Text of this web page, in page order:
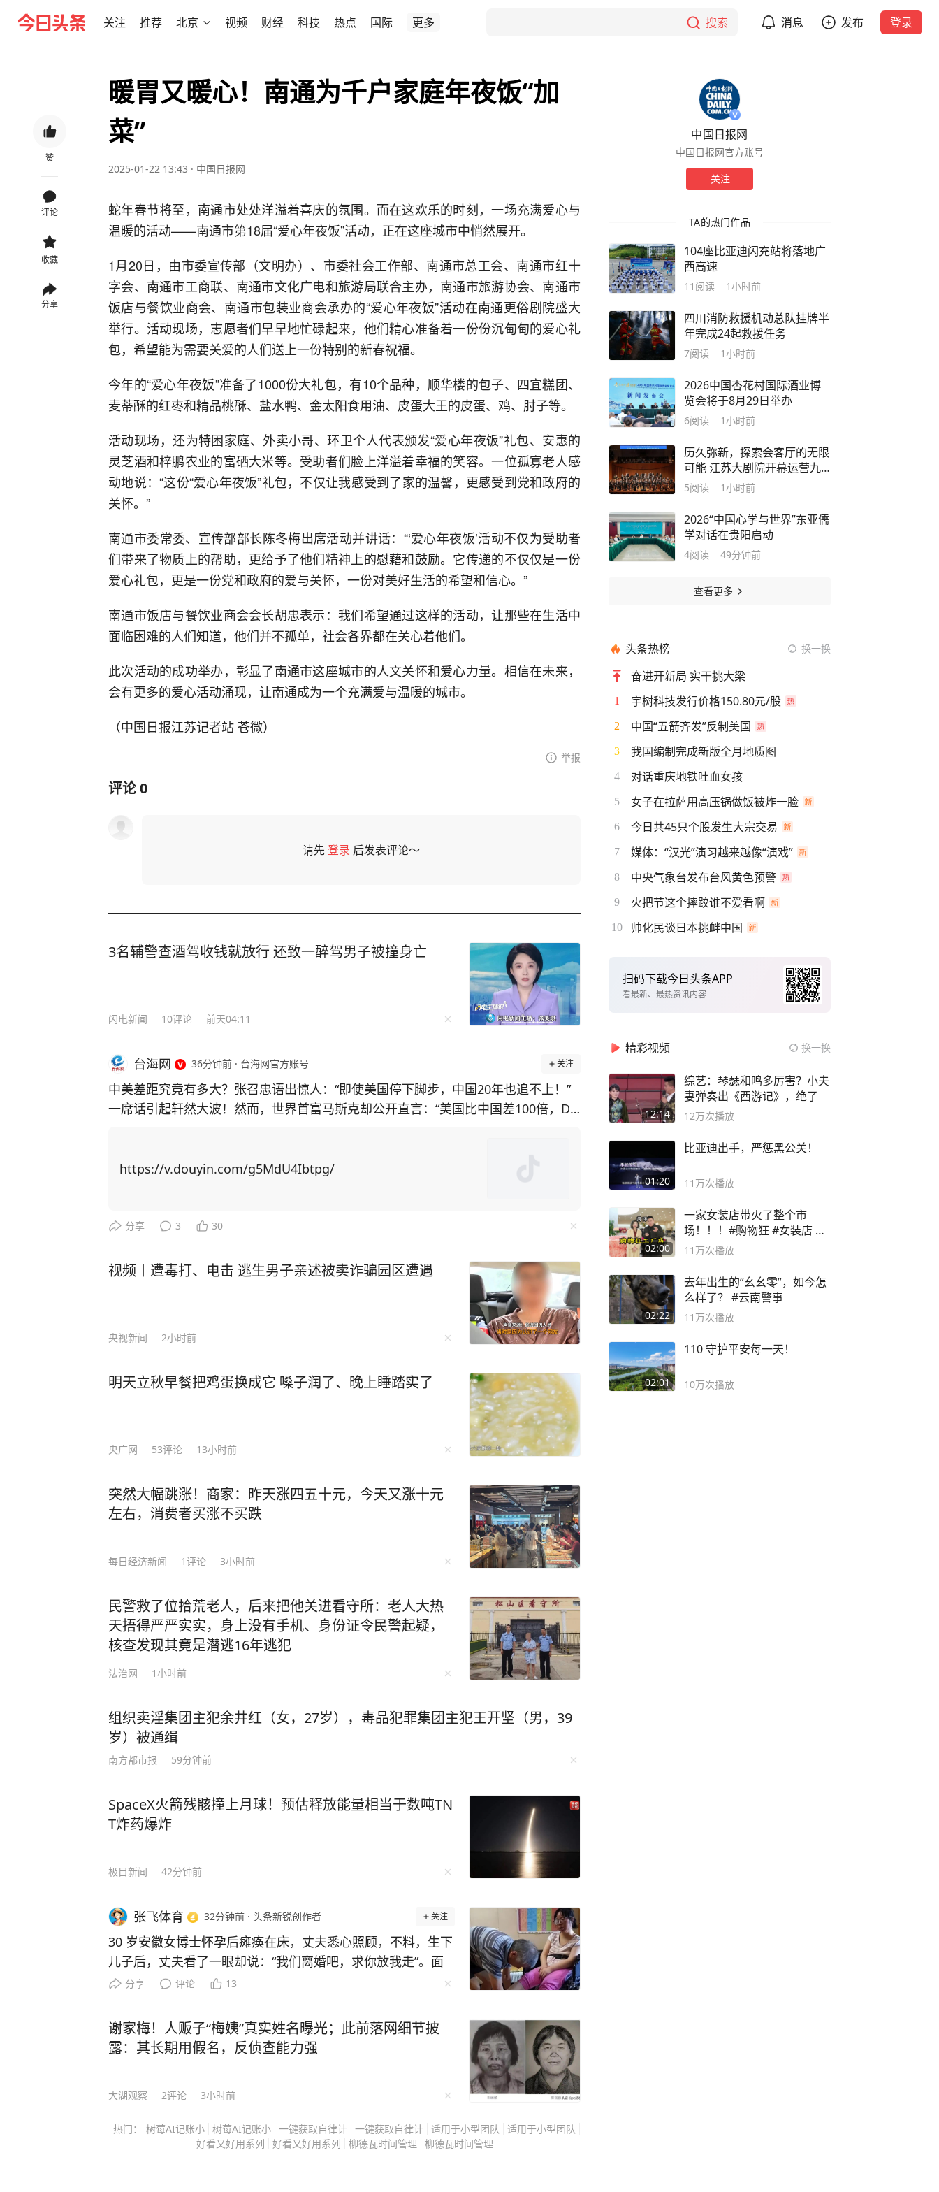
关注 推荐 北京 视频 财经 科技 热点 国际 更多 搜索 消息 发布 登录
赞
评论
收藏
分享
暖胃又暖心！南通为千户家庭年夜饭“加
菜”
2025-01-22 13:43 · 中国日报网
蛇年春节将至，南通市处处洋溢着喜庆的氛围。而在这欢乐的时刻，一场充满爱心与
温暖的活动——南通市第18届“爱心年夜饭”活动，正在这座城市中悄然展开。
1月20日，由市委宣传部（文明办）、市委社会工作部、南通市总工会、南通市红十
字会、南通市工商联、南通市文化广电和旅游局联合主办，南通市旅游协会、南通市
饭店与餐饮业商会、南通市包装业商会承办的“爱心年夜饭”活动在南通更俗剧院盛大
举行。活动现场，志愿者们早早地忙碌起来，他们精心准备着一份份沉甸甸的爱心礼
包，希望能为需要关爱的人们送上一份特别的新春祝福。
今年的“爱心年夜饭”准备了1000份大礼包，有10个品种，顺华楼的包子、四宜糕团、
麦蒂酥的红枣和精品桃酥、盐水鸭、金太阳食用油、皮蛋大王的皮蛋、鸡、肘子等。
活动现场，还为特困家庭、外卖小哥、环卫个人代表颁发“爱心年夜饭”礼包、安惠的
灵芝酒和梓鹏农业的富硒大米等。受助者们脸上洋溢着幸福的笑容。一位孤寡老人感
动地说：“这份“爱心年夜饭”礼包，不仅让我感受到了家的温馨，更感受到党和政府的
关怀。”
南通市委常委、宣传部部长陈冬梅出席活动并讲话：“‘爱心年夜饭’活动不仅为受助者
们带来了物质上的帮助，更给予了他们精神上的慰藉和鼓励。它传递的不仅仅是一份
爱心礼包，更是一份党和政府的爱与关怀，一份对美好生活的希望和信心。”
南通市饭店与餐饮业商会会长胡忠表示：我们希望通过这样的活动，让那些在生活中
面临困难的人们知道，他们并不孤单，社会各界都在关心着他们。
此次活动的成功举办，彰显了南通市这座城市的人文关怀和爱心力量。相信在未来，
会有更多的爱心活动涌现，让南通成为一个充满爱与温暖的城市。
（中国日报江苏记者站 苍微）
举报
评论0
请先登录 后发表评论～
3名辅警查酒驾收钱就放行 还致一醉驾男子被撞身亡
闪电新闻 10评论 前天04:11
台海网 36分钟前 · 台海网官方账号 关注
中美差距究竟有多大？张召忠语出惊人：“即使美国停下脚步，中国20年也追不上！”
一席话引起轩然大波！然而，世界首富马斯克却公开直言：“美国比中国差100倍，De
被openAI、谷歌等美国科技巨头垄断。它们为了攫取超额利润，稳固自己的超然地
eepSeek）先后发布了DeepSeek-V3和DeepSeek-R1两款大模型，成本价格低廉，性
试复制DeepSeek的成果。 对此，美国白宫在谈及该模型时说，中国公司发布的最新
人工智能技术应该为美国行业敲响警钟。在此前，美国召集硅谷巨头秘密启动"Projec
t Stargate"，计划用2年时间建成全球规模最大AI算力集群。可惜，这个疯狂计划，
络一样触手可及。 在中国，各个行业、多家企业也纷纷抢滩布局：中国电信、中国联
商，国泰君安、兴业证券等多家券商宣布接入DeepSeek大模型，探索行业智能化升
读这段文字的短短30秒里，全球至少有2000个岗位被AI系统所悄然替代。 如果你觉
得“我在中国，人工成本低”就安全，那你可能忽略了这样一个逻辑：当算力成本不断
所的合伙人张律师，年收入200万，最近却主动报了个AI培训班。 原因很简单：他的
一个助理用AI整理案卷，1小时完成了他3天的工作量。“我如果不学AI，明年可能就是
智能体把重复劳动自动化——效率翻倍，准点下班。 过去两年，招聘要求里出现"AI
再是与AI比智商，真正的竞赛在于：谁能更好地与AI协作，谁能更聪明地使用这个“外
挂大脑”。 当你的同事开始用AI两小时完成你一天的工作时，问题不再是“我的工作会
被AI取代吗？”，而是——我如何使用AI，让自己变得不可替代？ 2026年开工首周，
企业招聘中明确要求会使用AI工具的岗位同比增长215.61%，相关职位招聘平均年薪
达27.34 万元，整体高于未要求AI能力的职位。 在这个DeepSeek惊艳全网，身边人
不入”！ 为此，马斯克强烈推荐大家提早学AI，而这一套《AI时代生存手册》，不管
是小学生、初中生，还是中老年人，都能通过这本书轻轻松松掌握 AI 基础知识。 有
句话说得好：“种一棵树最好的时间是十年前，其次是现在。” 重要的是现在就开始，
上市15天即创27万册销售佳绩，以硬核内容掀起AI学习热潮！ 本书从入门到精通，手
把手教你驾驭DeepSeek，解锁AI时代核心竞争力，堪称职场进阶与技能破圈的必备
宝典！ 书中内容覆盖办公、教育、金融等70+场景，整合Notion、剪映等工具，构建
高效工作流，实现从内容创作到代码优化的全链路提效，带你从零开始，轻松掌握AI
的核心应用。 通过学习本书，你将轻松上手DeepSeek，大幅提升工作效率；利用De
决各种专业难题等等。 360集团创始人周鸿祎说： “不会用AI的人将被淘汰！这本书是
管理者赋能企业、提升竞争力的必读指南。” 站在风口上，任何人都能起飞！抓住AI
时代的红利，成为“弯道超车”第一人！ 而这本书就是我们的“AI时代生存指南”。 无论
你是职场精英、创业者，还是自由职业者，亦或学生或家长，这本书都能帮到你。本
书不仅是提升个人竞争力的加速器，更是通往智能时代的通行证。 别再犹豫，别再让
即可获取正版好书：[图片]
https://v.douyin.com/g5MdU4Ibtpg/
分享 3 30
视频丨遭毒打、电击 逃生男子亲述被卖诈骗园区遭遇
央视新闻 2小时前
明天立秋早餐把鸡蛋换成它 嗓子润了、晚上睡踏实了
央广网 53评论 13小时前
突然大幅跳涨！商家：昨天涨四五十元，今天又涨十元
左右，消费者买涨不买跌
每日经济新闻 1评论 3小时前
民警救了位拾荒老人，后来把他关进看守所：老人大热
天捂得严严实实，身上没有手机、身份证令民警起疑，
核查发现其竟是潜逃16年逃犯
法治网 1小时前
组织卖淫集团主犯余井红（女，27岁），毒品犯罪集团主犯王开坚（男，39
岁）被通缉
南方都市报 59分钟前
SpaceX火箭残骸撞上月球！预估释放能量相当于数吨TN
T炸药爆炸
极目新闻 42分钟前
张飞体育 32分钟前 · 头条新锐创作者 关注
30 岁安徽女博士怀孕后瘫痪在床，丈夫悉心照顾，不料，生下
儿子后，丈夫看了一眼却说：“我们离婚吧，求你放我走”。面
对妻子落泪质问，丈夫终于崩溃坦白全部苦衷，听完所有人都
后瘫痪，坚持生下儿子，丈夫却扭头就走） 2012年冬天，安徽
合肥一家医院的产科病房里，30岁的王磊一动不动地躺着。 她
是中南大学湘雅医学院毕业的神经内科博士，不久前还是南昌
怀孕四个月时，她在值夜班时突然晕倒，检查结果是脑干大面
生建议她终止妊娠，因为继续怀孕可能会让病情恶化。 可王磊
分享 评论 13
谢家梅！人贩子“梅姨”真实姓名曝光；此前落网细节披
露：其长期用假名，反侦查能力强
大湖观察 2评论 3小时前
热门： 树莓AI记账小 树莓AI记账小 一键获取自律计 一键获取自律计 适用于小型团队
适用于小型团队
好看又好用系列
好看又好用系列 柳德瓦时间管理 柳德瓦时间管理
中国日报网
中国日报网官方账号
关注
TA的热门作品
104座比亚迪闪充站将落地广
西高速
11 阅读 1小时前
四川消防救援机动总队挂牌半
年完成24起救援任务
7阅读 1小时前
2026中国杏花村国际酒业博
览会将于8月29日举办
6阅读 1小时前
历久弥新，探索会客厅的无限
可能 江苏大剧院开幕运营九
周年
5阅读 1小时前
2026“中国心学与世界”东亚儒
学对话在贵阳启动
4阅读 49分钟前
查看更多
头条热榜 换一换
奋进开新局 实干挑大梁
1 宇树科技发行价格150.80元/股
2 中国“五箭齐发”反制美国
3 我国编制完成新版全月地质图
4 对话重庆地铁吐血女孩
5 女子在拉萨用高压锅做饭被炸一脸
6 今日共45只个股发生大宗交易
7 媒体：“汉光”演习越来越像“演戏”
8 中央气象台发布台风黄色预警
9 火把节这个摔跤谁不爱看啊
10 帅化民谈日本挑衅中国
扫码下载今日头条APP
看最新、最热资讯内容
精彩视频 换一换
12:14
综艺：琴瑟和鸣多厉害？小夫
妻弹奏出《西游记》，绝了
12万次播放
01:20
比亚迪出手，严惩黑公关！
11万次播放
02:00
一家女装店带火了整个市
场！！！#购物狂 #女装店 #
高品质女装
11万次播放
02:22
去年出生的“幺幺零”，如今怎
么样了？ #云南警事
11万次播放
02:01
110 守护平安每一天！
10万次播放